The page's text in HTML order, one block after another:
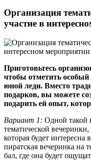
Организация
участие в
Приготовьтесь
чтобы отметить
юной леди. Вместо
подарков, вы можете
подарить ей опыт,
Вариант 1: Одной такой
тематической
которая будет
пиратская вечеринка на
бал, где она будет